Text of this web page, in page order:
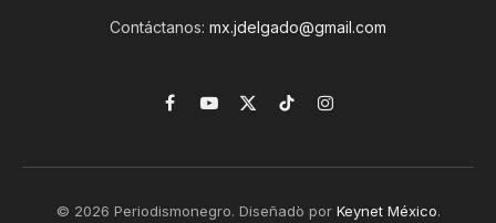
Contáctanos: mx.jdelgado@gmail.com
Facebook
YouTube
X
TikTokInstagram
© 2026 Periodismonegro. Diseñado por Keynet México.